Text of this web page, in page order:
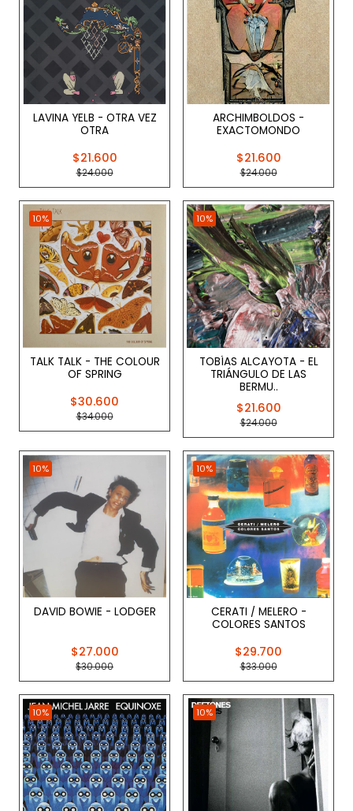
LAVINA YELB - OTRA VEZ
OTRA
$21.600
$24.000
ARCHIMBOLDOS -
EXACTOMONDO
$21.600
$24.000
10%
TALK TALK - THE COLOUR
OF SPRING
$30.600
$34.000
10%
TOBÍAS ALCAYOTA - EL
TRIÁNGULO DE LAS
BERMU..
$21.600
$24.000
10%
DAVID BOWIE - LODGER
$27.000
$30.000
10%
CERATI / MELERO -
COLORES SANTOS
$29.700
$33.000
10% 10%